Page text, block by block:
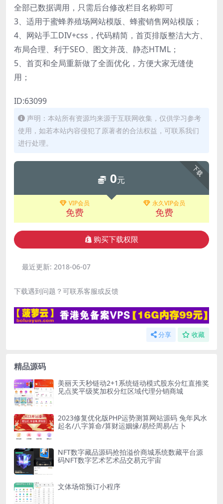
全部已数据调用，只需后台修改栏目名称即可
3、适用于蜜蜂养殖场网站模版、蜂蜜销售网站模版；
4、网站手工DIV+css，代码精简，首页排版整洁大方、
布局合理、利于SEO、图文并茂、静态HTML；
5、首页和全局重新做了全面优化，方便大家无缝使
用；
ID:63099
声明：本站所有资源均来源于互联网收集，仅供学习参考
使用，如若本站内容侵犯了原著者的合法权益，可联系我们
进行处理。
下载
0元
VIP会员
免费
永久VIP会员
免费
购买下载权限
最近更新: 2018-06-07
下载遇到问题？可联系客服或反馈
分享 收藏
精品源码
美丽天天秒链动2+1系统链动模式股东分红直推奖
见点奖平级奖加权分红区域代理分销商城
2023修复优化版PHP运势测算网站源码 兔年风水
起名/八字算命/算财运姻缘/易经周易/占卜
NFT数字藏品源码抢拍溢价商城系统数藏平台源
码NFT数字艺术艺术品交易元宇宙
文体场馆预订小程序